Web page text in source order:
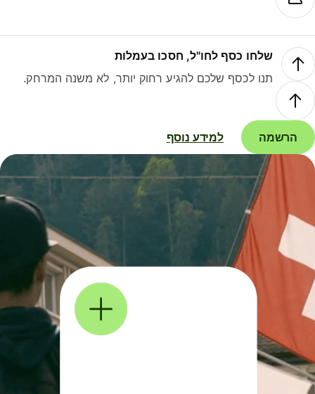
שלחו כסף לחו"ל, חסכו בעמלות
תנו לכסף שלכם להגיע רחוק יותר, לא משנה המרחק.
הרשמה למידע נוסף